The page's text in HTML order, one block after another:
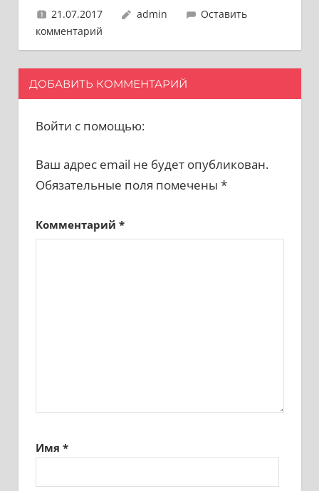
записям
21.07.2017 admin
Оставить
комментарий
ДОБАВИТЬ КОММЕНТАРИЙ
Войти с помощью:
Ваш адрес email не будет опубликован.
Обязательные поля помечены *
Комментарий *
Имя *